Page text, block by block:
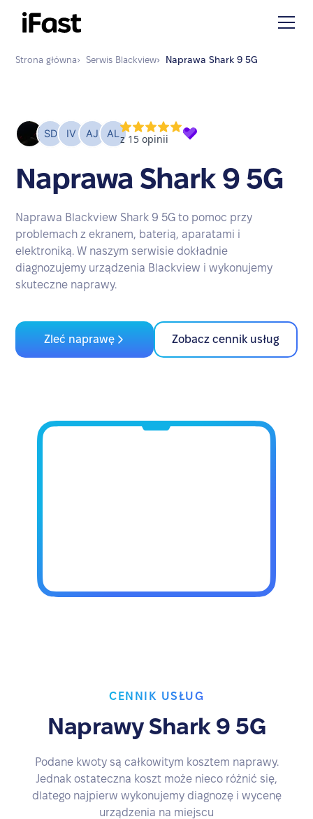
Strona główna› Serwis Blackview› Naprawa Shark 9 5G
Naprawa Shark 9 5G
Naprawa Blackview Shark 9 5G to pomoc przy
problemach z ekranem, baterią, aparatami i
elektroniką. W naszym serwisie dokładnie
diagnozujemy urządzenia Blackview i wykonujemy
skuteczne naprawy.
Zleć naprawę Zobacz cennik usług
CENNIK USŁUG
Naprawy Shark 9 5G
Podane kwoty są całkowitym kosztem naprawy.
Jednak ostateczna koszt może nieco różnić się,
dlatego najpierw wykonujemy diagnozę i wycenę
urządzenia na miejscu